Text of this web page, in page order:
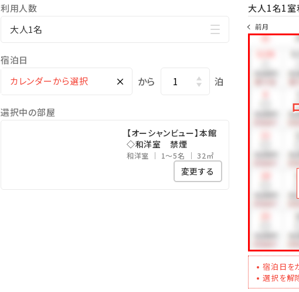
※温泉ではございません
●那覇空港まで、車で約1.5時間
●一度は行ってみたい!美ら海水族館まで、車で約50分
●崖の下に広がるエメラルドの美しい海!万座毛まで、車で約10分
●歴代琉球王の居城・首里城まで、車で約60分
利用人数
大人1名
宿泊日
× から 泊
選択中の部屋
【オーシャンビュー】本館
◇和洋室 禁煙
和洋室 1～5名 32㎡
変更する
大人1名1室
前月
宿泊日を
選択を解